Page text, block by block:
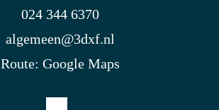
024 344 6370
algemeen@3dxf.nl
Route: Google Maps